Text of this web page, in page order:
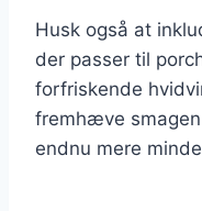
Husk også at
der passer til
forfriskende
fremhæve
endnu mere